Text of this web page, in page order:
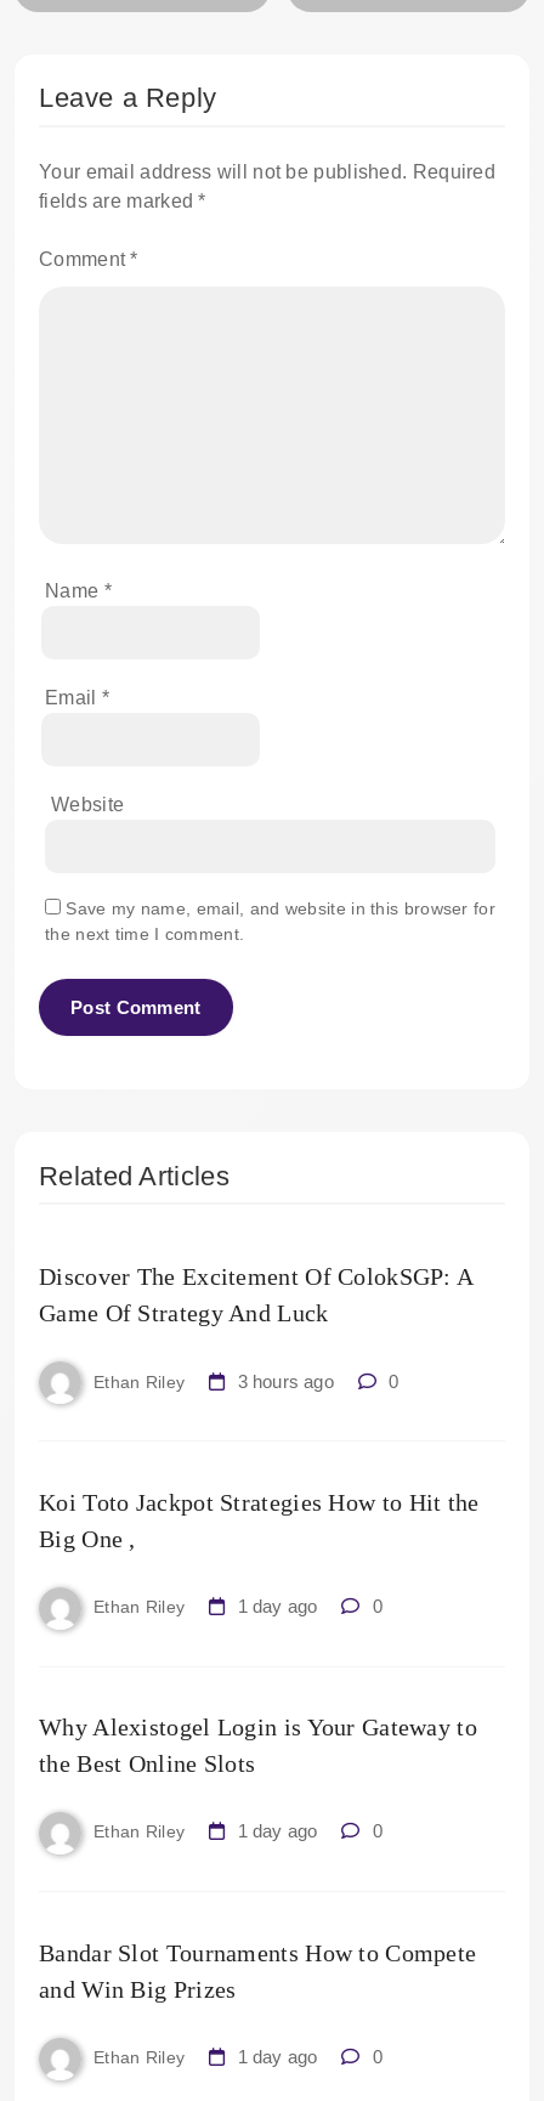
Leave a Reply
Your email address will not be published. Required
fields are marked*
Comment*
Name *
Email *
Website
Save my name, email, and website in this browser for
the next time I comment.
Related Articles
Discover The Excitement Of ColokSGP: A
Game Of Strategy And Luck
Ethan Riley 3 hours ago 0
Koi Toto Jackpot Strategies How to Hit the
Big One ,
Ethan Riley 1 day ago 0
Why Alexistogel Login is Your Gateway to
the Best Online Slots
Ethan Riley 1 day ago 0
Bandar Slot Tournaments How to Compete
and Win Big Prizes
Ethan Riley 1 day ago 0